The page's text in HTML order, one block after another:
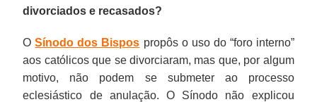
divorciados e recasados?
OSínodo dos Bispos propôs o uso do “foro interno”
aos católicos que se divorciaram, mas que, por algum
motivo, não podem se submeter ao processo
eclesiástico de anulação. O Sínodo não explicou